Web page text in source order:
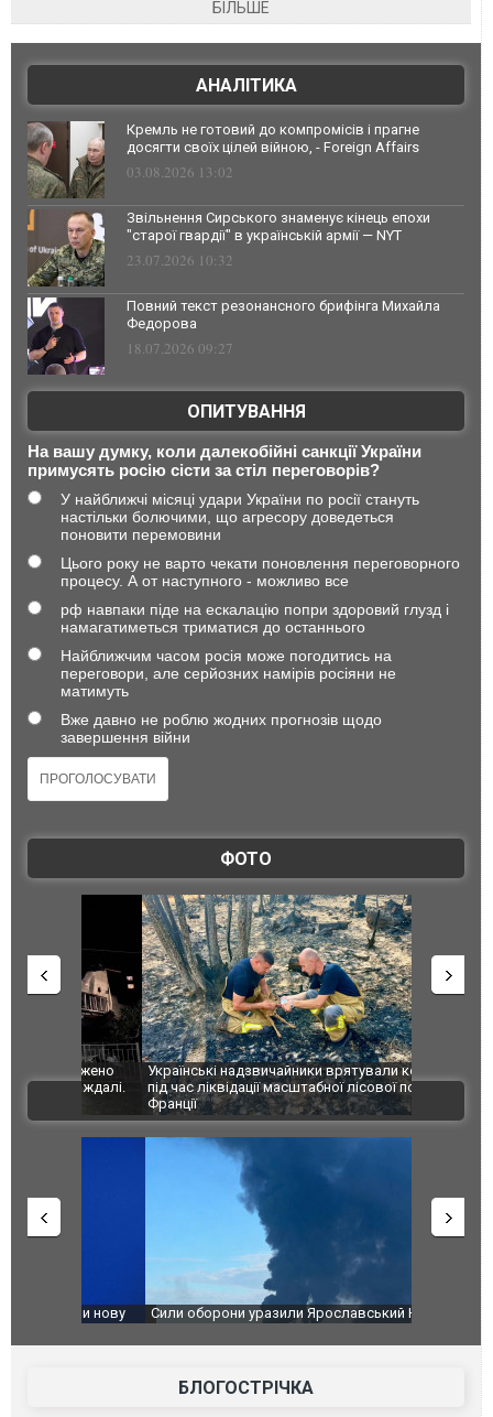
БІЛЬШЕ
АНАЛІТИКА
Кремль не готовий до компромісів і прагне
досягти своїх цілей війною, - Foreign Affairs
03.08.2026 13:02
Звільнення Сирського знаменує кінець епохи
"старої гвардії" в українській армії — NYT
23.07.2026 10:32
Повний текст резонансного брифінга Михайла
Федорова
18.07.2026 09:27
ОПИТУВАННЯ
На вашу думку, коли далекобійні санкції України
примусять росію сісти за стіл переговорів?
У найближчі місяці удари України по росії стануть
настільки болючими, що агресору доведеться
поновити перемовини
Цього року не варто чекати поновлення переговорного
процесу. А от наступного - можливо все
рф навпаки піде на ескалацію попри здоровий глузд і
намагатиметься триматися до останнього
Найближчим часом росія може погодитись на
переговори, але серйозних намірів росіяни не
матимуть
Вже давно не роблю жодних прогнозів щодо
завершення війни
ФОТО
Українські надзвичайники врятували козуленя
під час ліквідації масштабної лісової пожежі у
СБУ за
Болгарії
ВІДЕО
Сили оборони уразили Ярославський НПЗ:
атаку. ВІДЕО
Неймар
БЛОГОСТРІЧКА